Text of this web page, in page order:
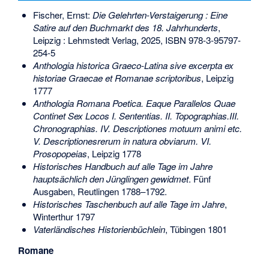
Fischer, Ernst: Die Gelehrten-Verstaigerung : Eine
Satire auf den Buchmarkt des 18. Jahrhunderts,
Leipzig : Lehmstedt Verlag, 2025, ISBN 978-3-95797-
254-5
Anthologia historica Graeco-Latina sive excerpta ex
historiae Graecae et Romanae scriptoribus, Leipzig
1777
Anthologia Romana Poetica. Eaque Parallelos Quae
Continet Sex Locos I. Sententias. II. Topographias.III.
Chronographias. IV. Descriptiones motuum animi etc.
V. Descriptionesrerum in natura obviarum. VI.
Prosopopeias, Leipzig 1778
Historisches Handbuch auf alle Tage im Jahre
hauptsächlich den Jünglingen gewidmet. Fünf
Ausgaben, Reutlingen 1788–1792.
Historisches Taschenbuch auf alle Tage im Jahre,
Winterthur 1797
Vaterländisches Historienbüchlein, Tübingen 1801
Romane